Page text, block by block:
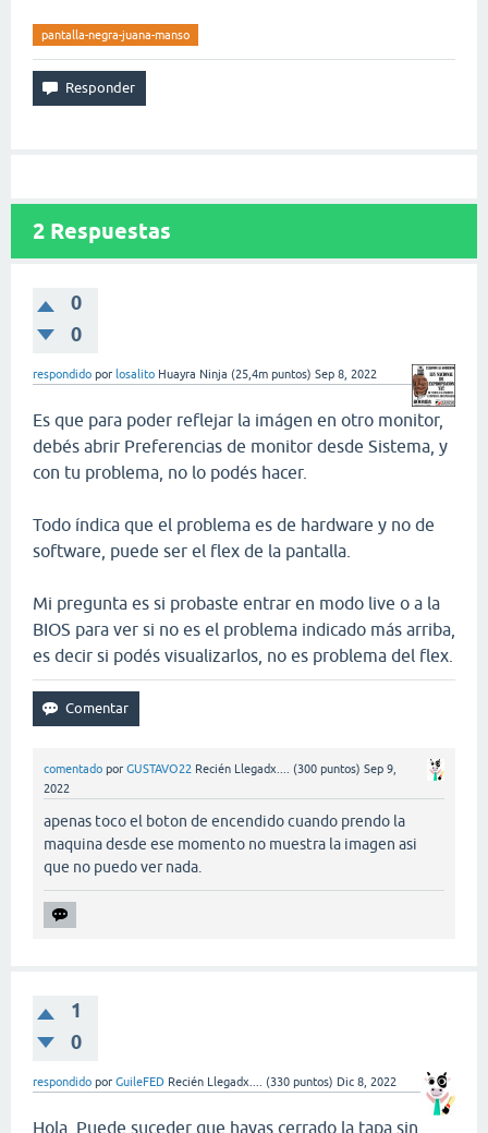
pantalla-negra-juana-manso
2 Respuestas
0
0
respondido por losalito Huayra Ninja (25,4m puntos) Sep 8, 2022
Es que para poder reflejar la imágen en otro monitor,
debés abrir Preferencias de monitor desde Sistema, y
con tu problema, no lo podés hacer.
Todo índica que el problema es de hardware y no de
software, puede ser el flex de la pantalla.
Mi pregunta es si probaste entrar en modo live o a la
BIOS para ver si no es el problema indicado más arriba,
es decir si podés visualizarlos, no es problema del flex.
comentado por GUSTAVO22 Recién Llegadx.... (300 puntos) Sep 9,
2022
apenas toco el boton de encendido cuando prendo la
maquina desde ese momento no muestra la imagen asi
que no puedo ver nada.
1
0
respondido por GuileFED Recién Llegadx.... (330 puntos) Dic 8, 2022
Hola. Puede suceder que hayas cerrado la tapa sin